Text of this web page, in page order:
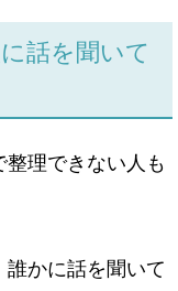
話を聞いて
理できない人も
かに話を聞いて